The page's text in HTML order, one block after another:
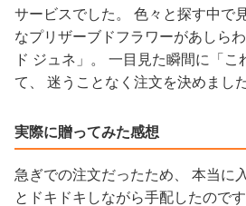
サービスでした。 色々と探す中で
なプリザーブドフラワーがあしら
ド ジュネ」。 一目見た瞬間に「
て、 迷うことなく注文を決めました
実際に贈ってみた感想
急ぎでの注文だったため、 本当に
とドキドキしながら手配したので